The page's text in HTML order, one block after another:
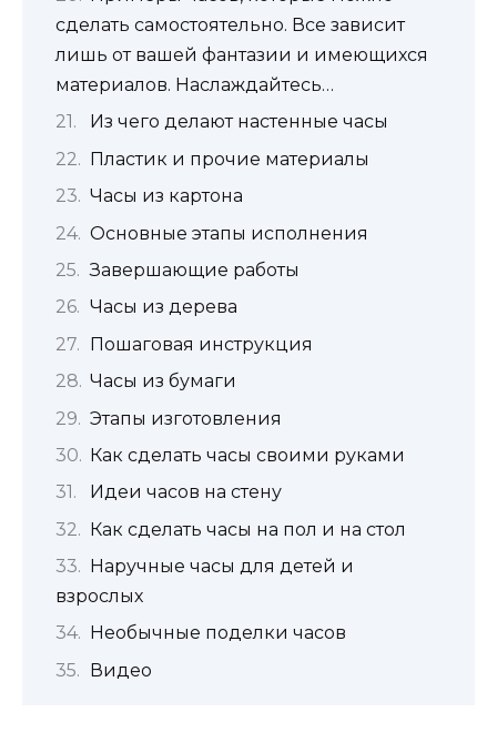
сделать самостоятельно. Все зависит
лишь от вашей фантазии и имеющихся
материалов. Наслаждайтесь…
Из чего делают настенные часы
Пластик и прочие материалы
Часы из картона
Основные этапы исполнения
Завершающие работы
Часы из дерева
Пошаговая инструкция
Часы из бумаги
Этапы изготовления
Как сделать часы своими руками
Идеи часов на стену
Как сделать часы на пол и на стол
Наручные часы для детей и
взрослых
Необычные поделки часов
Видео